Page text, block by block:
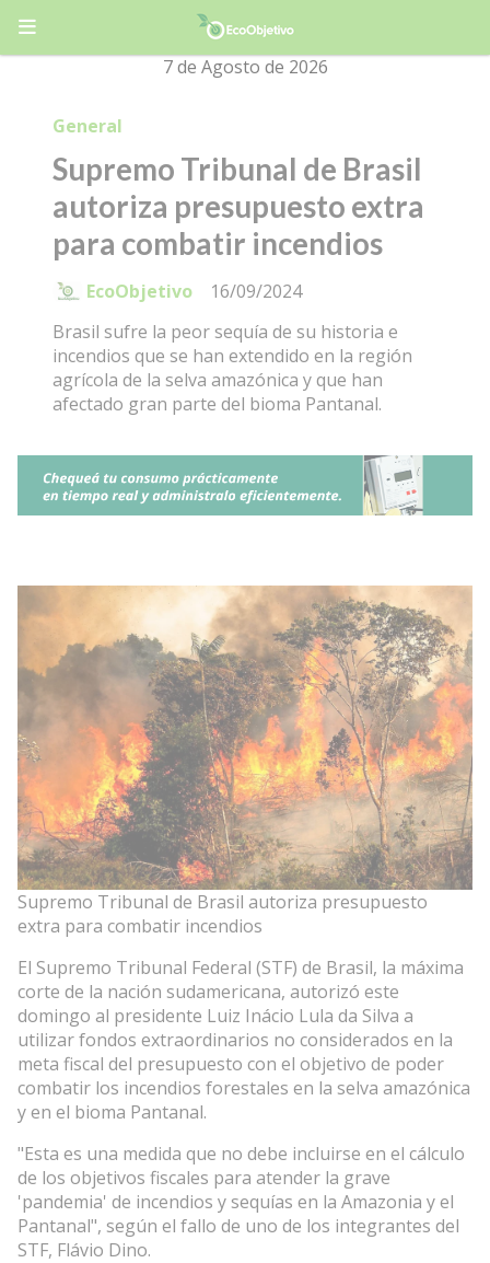
7 de Agosto de 2026
Supremo Tribunal de Brasil
autoriza presupuesto extra
para combatir incendios
Brasil sufre la peor sequía de su historia e
incendios que se han extendido en la región
agrícola de la selva amazónica y que han
afectado gran parte del bioma Pantanal.
General
16/09/2024
EcoObjetivo
Supremo Tribunal de Brasil autoriza presupuesto
extra para combatir incendios
El Supremo Tribunal Federal (STF) de Brasil, la máxima
corte de la nación sudamericana, autorizó este
domingo al presidente Luiz Inácio Lula da Silva a
utilizar fondos extraordinarios no considerados en la
meta fiscal del presupuesto con el objetivo de poder
combatir los incendios forestales en la selva amazónica
y en el bioma Pantanal.
"Esta es una medida que no debe incluirse en el cálculo
de los objetivos fiscales para atender la grave
'pandemia' de incendios y sequías en la Amazonia y el
Pantanal", según el fallo de uno de los integrantes del
STF, Flávio Dino.